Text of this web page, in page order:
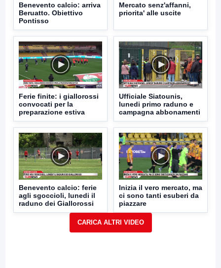
Benevento calcio: arriva
Beruatto. Obiettivo
Pontisso
Mercato senz'affanni,
priorita' alle uscite
Ferie finite: i giallorossi
convocati per la
preparazione estiva
Ufficiale Siatounis,
lunedi primo raduno e
campagna abbonamenti
Benevento calcio: ferie
agli sgoccioli, lunedi il
raduno dei Giallorossi
Inizia il vero mercato, ma
ci sono tanti esuberi da
piazzare